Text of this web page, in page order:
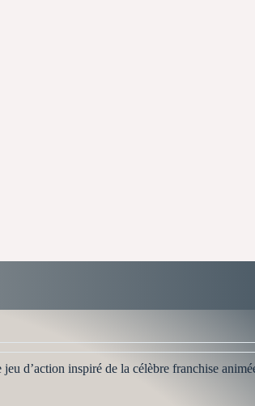
jeu d’action inspiré de la célèbre franchise